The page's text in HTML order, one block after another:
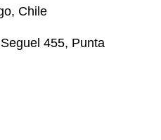
Chile
455, Punta